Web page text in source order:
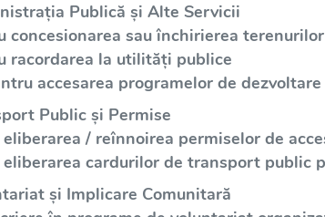
Publică și Alte Servicii
concesionarea sau închirierea
racordarea la utilități publice
accesarea programelor de
Public și Permise
/ reînnoirea permiselor de
cardurilor de transport public
și Implicare Comunitară